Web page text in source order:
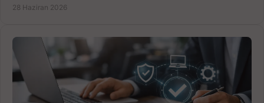
28 Haziran 2026